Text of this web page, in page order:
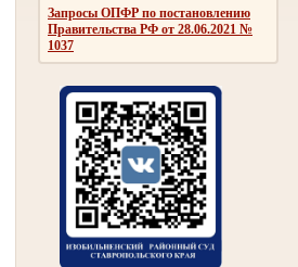
Запросы ОПФР по постановлению
Правительства РФ от 28.06.2021 №
1037